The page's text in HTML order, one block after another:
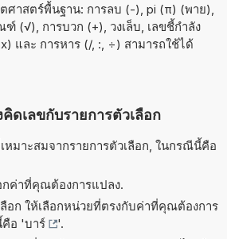
าสตร์พื้นฐาน: การลบ (-), pi (π) (พาย),
ฑ์ (√), การบวก (+), วงเล็บ, เลขชี้กำลัง
และ การหาร (/, :, ÷) สามารถใช้ได้
ดเลขกับรายการตัวเลือก
หมาะสมจากรายการตัวเลือก, ในกรณีนี้คือ
ค่าที่คุณต้องการแปลง.
ลือก ให้เลือกหน่วยที่ตรงกับค่าที่คุณต้องการ
อ 'บาร์
'.